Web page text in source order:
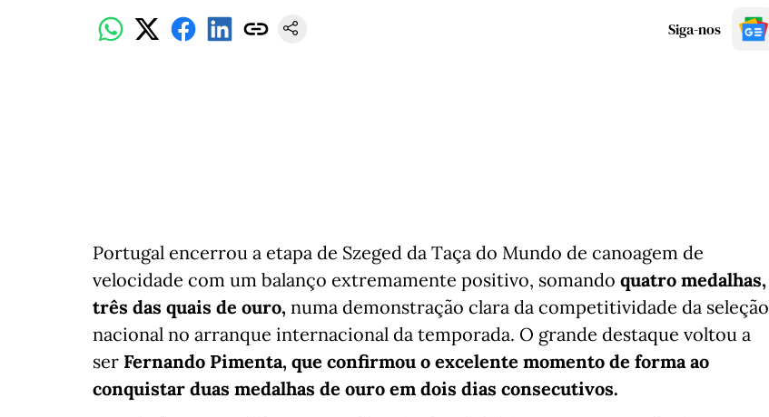
Siga-nos
Portugal encerrou a etapa de Szeged da Taça do Mundo de canoagem de
velocidade com um balanço extremamente positivo, somando quatro medalhas,
três das quais de ouro, numa demonstração clara da competitividade da seleção
nacional no arranque internacional da temporada. O grande destaque voltou a
ser Fernando Pimenta, que confirmou o excelente momento de forma ao
conquistar duas medalhas de ouro em dois dias consecutivos.